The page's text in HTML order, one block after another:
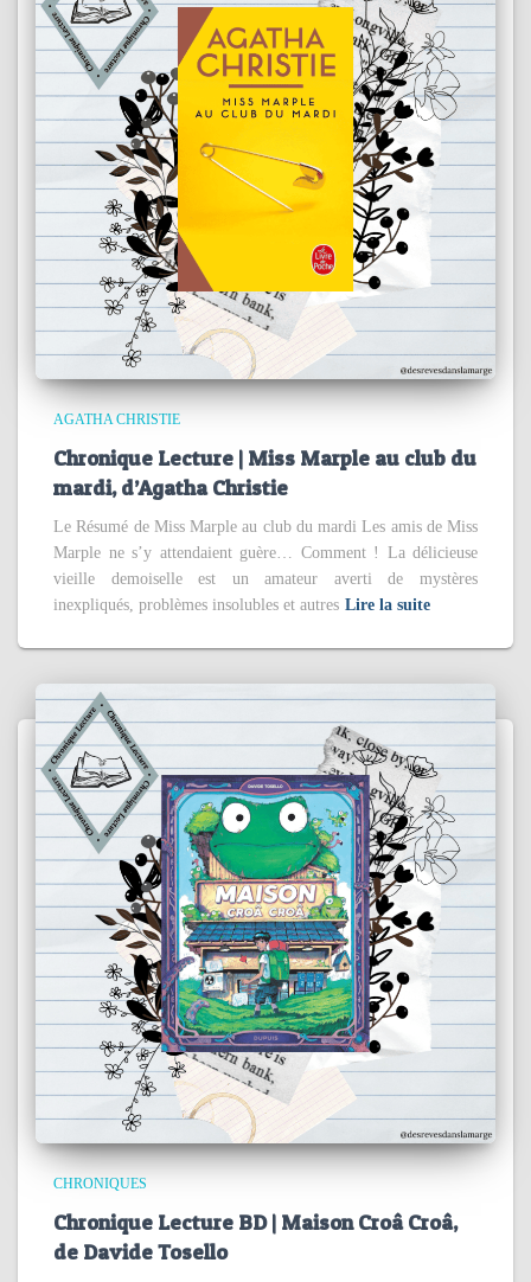
AGATHA CHRISTIE
Chronique Lecture | Miss Marple au club du
mardi, d’Agatha Christie
Le Résumé de Miss Marple au club du mardi Les amis de Miss
Marple ne s’y attendaient guère… Comment ! La délicieuse
vieille demoiselle est un amateur averti de mystères
inexpliqués, problèmes insolubles et autres Lire la suite
CHRONIQUES
Chronique Lecture BD | Maison Croâ Croâ,
de Davide Tosello